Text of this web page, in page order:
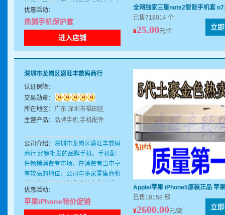
外贸公司，主要以销售手机配件为主
至欧美市场。公司以生产优质产品为
主，一直秉承质量第一，服务第一，
速度第一的三个第一为目标。 本公
司主要经营手机外壳、手机皮套、双
谷歌、微软、亚马逊、宏基等。本公
司一直致力于开发新产品，新设计，
新思路。具有产品质量好，有特点及
有优势。拥有完整、科学的质量管理
公司的诚信、实力和产品质量获得业
界的认可。产品除了内销至全国各
外，还外销至其它国家包括美国，加
拿大，英国，俄罗斯，非洲及中东等
国家和地区。公司以诚信为基本，价
格合理公道并且保证质量。随时欢迎
新老客户参观惠顾本公司。
优惠活动：
热销手机保护套
进入店铺
全网独家三星note2智能手机套
已售718014 个
¥25.00元/个 立
深圳市龙岗区盛旺丰数码商行
认证保障：
交易勋章：
所在地区： 广东 深圳市福田区
主营产品： 品牌手机;手机配件
公司介绍： 深圳市龙岗区盛旺丰数码
商行 经销批发的品牌手机、手机配
件畅销消费者市场，在消费者当中享
有较高的地位，公司与多家零售商和
代理商建立了长期稳定的合作关系。
深圳市龙岗区盛旺丰数码商行经销的
品牌手机、手机配件品种齐全、价格
优惠活动：
苹果iPhone特价促销
Apple/苹果 iPhone5原装正品 苹
已售18158 部
¥2600.00元/部 立